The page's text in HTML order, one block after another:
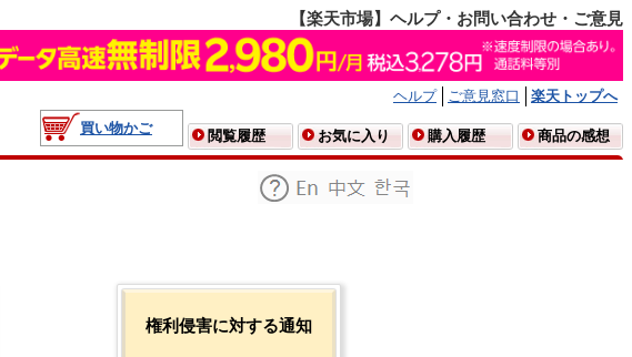
【楽天市場】ヘルプ・お問い合わせ・ご意見
ヘルプ ご意見窓口
楽天トップへ
買い物かご
閲覧履歴 お気に入り 購入履歴 商品の感想
権利侵害に対する通知